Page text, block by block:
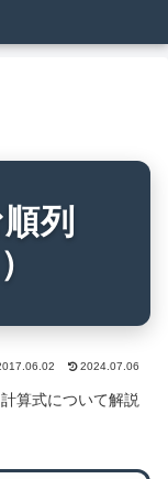
列
2024.07.06
算式について解説